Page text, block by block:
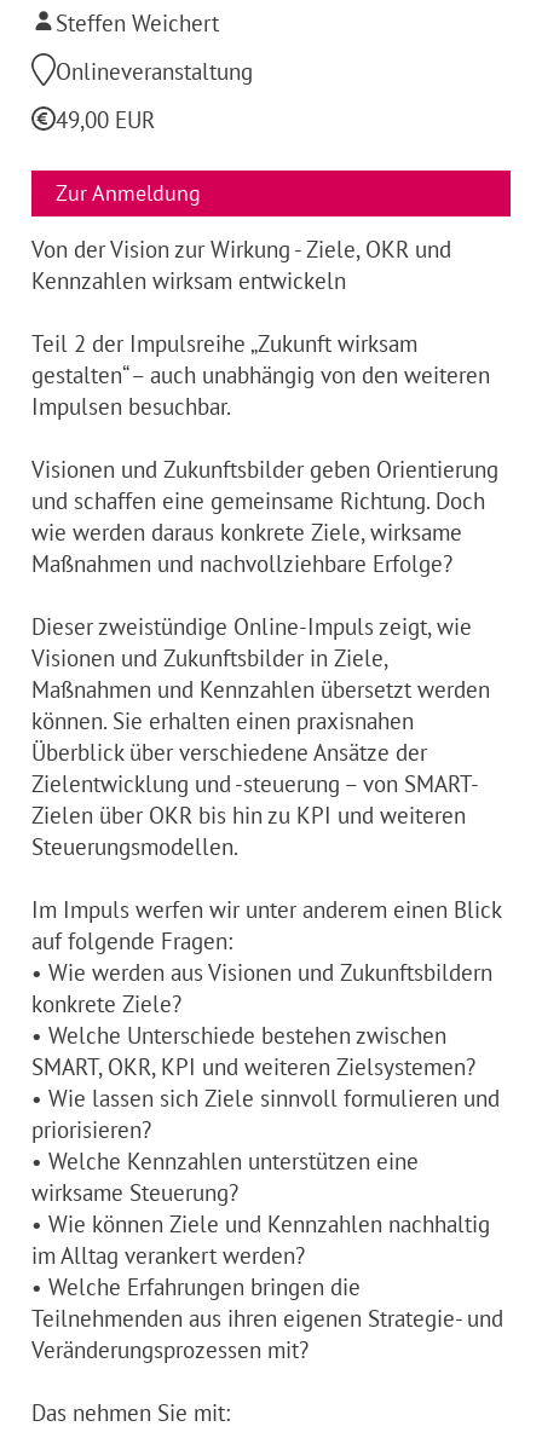
Steffen Weichert
Onlineveranstaltung
49,00 EUR
Zur Anmeldung
Von der Vision zur Wirkung - Ziele, OKR und
Kennzahlen wirksam entwickeln
Teil 2 der Impulsreihe „Zukunft wirksam
gestalten“ – auch unabhängig von den weiteren
Impulsen besuchbar.
Visionen und Zukunftsbilder geben Orientierung
und schaffen eine gemeinsame Richtung. Doch
wie werden daraus konkrete Ziele, wirksame
Maßnahmen und nachvollziehbare Erfolge?
Dieser zweistündige Online-Impuls zeigt, wie
Visionen und Zukunftsbilder in Ziele,
Maßnahmen und Kennzahlen übersetzt werden
können. Sie erhalten einen praxisnahen
Überblick über verschiedene Ansätze der
Zielentwicklung und -steuerung – von SMART-
Zielen über OKR bis hin zu KPI und weiteren
Steuerungsmodellen.
Im Impuls werfen wir unter anderem einen Blick
auf folgende Fragen:
• Wie werden aus Visionen und Zukunftsbildern
konkrete Ziele?
• Welche Unterschiede bestehen zwischen
SMART, OKR, KPI und weiteren Zielsystemen?
• Wie lassen sich Ziele sinnvoll formulieren und
priorisieren?
• Welche Kennzahlen unterstützen eine
wirksame Steuerung?
• Wie können Ziele und Kennzahlen nachhaltig
im Alltag verankert werden?
• Welche Erfahrungen bringen die
Teilnehmenden aus ihren eigenen Strategie- und
Veränderungsprozessen mit?
Das nehmen Sie mit: